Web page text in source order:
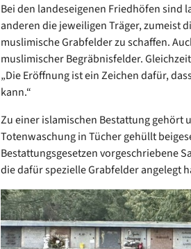
Bei den landeseigenen Friedhöfen sind
anderen die jeweiligen Träger, zumeist
muslimische Grabfelder zu schaffen.
muslimischer Begräbnisfelder.
„Die Eröffnung ist ein Zeichen dafür,
kann.“
Zu einer islamischen Bestattung gehört
Totenwaschung in Tücher gehüllt
Bestattungsgesetzen vorgeschriebene
die dafür spezielle Grabfelder angelegt